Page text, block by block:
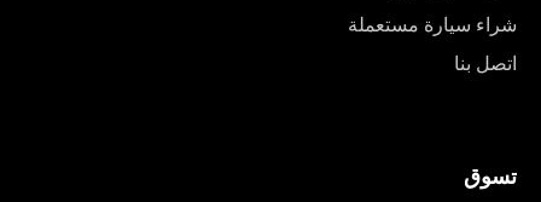
شراء سيارة مستعملة
اتصل بنا
تسوق